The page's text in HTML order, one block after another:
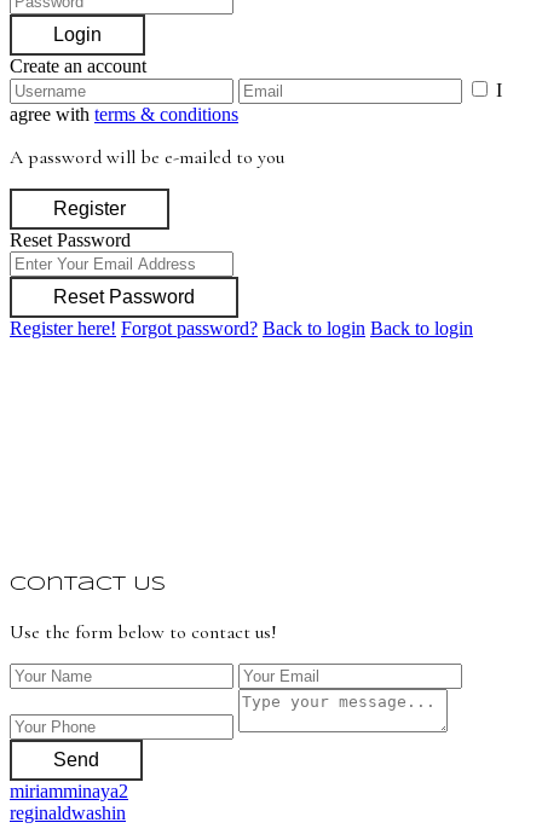
Login
Create an account
I
agree with terms & conditions
A password will be e-mailed to you
Register
Reset Password
Reset Password
Register here! Forgot password? Back to login Back to login
Contact Us
Use the form below to contact us!
Send
miriamminaya2
reginaldwashin